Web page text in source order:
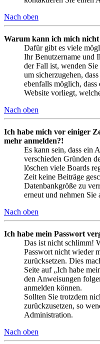
Nach oben
Warum kann ich mich nicht
Dafür gibt es viele
Ihr Benutzername und
der Fall ist, wenden
um sicherzugehen,
ebenfalls möglich,
Website vorliegt,
Nach oben
Ich habe mich vor einiger
mehr anmelden?!
Es kann sein, dass ein
verschieden Gründen
löschen viele Boards
Zeit keine Beiträge
Datenbankgröße zu
erneut und nehmen
Nach oben
Ich habe mein Passwort
Das ist nicht schlimm!
Passwort nicht wieder
zurücksetzen. Dies
Seite auf „Ich habe
den Anweisungen
anmelden können.
Sollten Sie trotzdem
zurückzusetzen, so
Administration.
Nach oben